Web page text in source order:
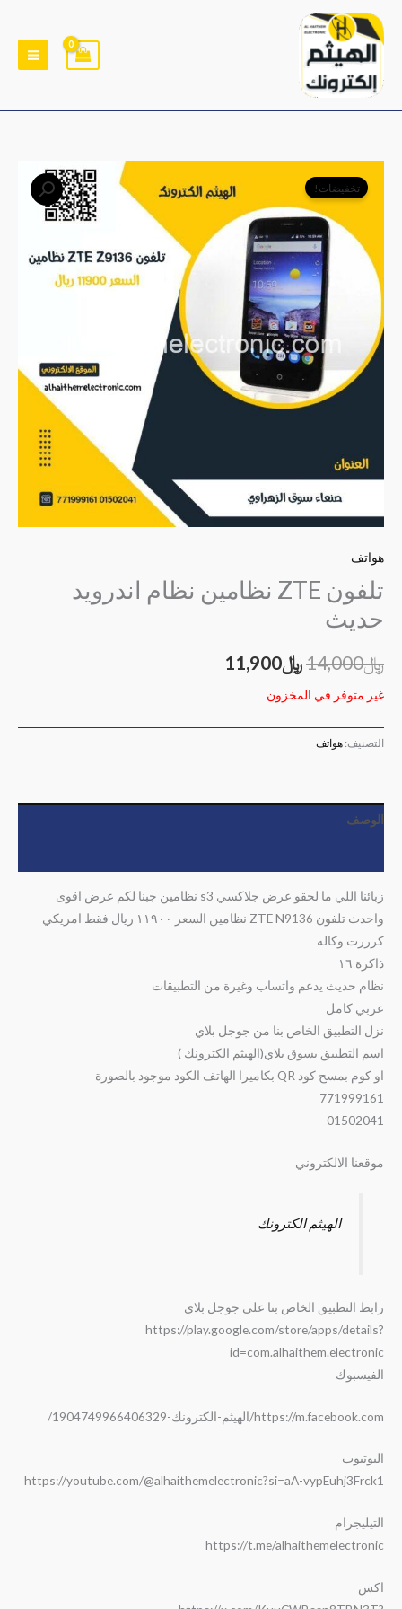
تخطي
المحتوى
تخفيضات!
هواتف
تلفون ZTE نظامين نظام اندرويد
حديث
﷼14,000
الأصلي
هو:
﷼14,000.
﷼11,900
هو:
غير متوفر في المخزون
التصنيف: هواتف
الوصف
زبائنا اللي ما لحقو عرض جلاكسي s3 نظامين جبنا لكم عرض اقوى
واحدث تلفون ZTE N9136 نظامين السعر ١١٩٠٠ ريال فقط امريكي
كرررت وكاله
ذاكرة ١٦
نظام حديث يدعم واتساب وغيرة من التطبيقات
عربي كامل
نزل التطبيق الخاص بنا من جوجل بلاي
اسم التطبيق بسوق بلاي(الهيثم الكترونك )
او كوم بمسح كود QR بكاميرا الهاتف الكود موجود بالصورة
771999161
01502041
موقعنا الالكتروني
الهيثم الكترونك
رابط التطبيق الخاص بنا على جوجل بلاي
https://play.google.com/store/apps/details?
id=com.alhaithem.electronic
الفيسبوك
https://m.facebook.com/الهيثم-الكترونك-1904749966406329/
اليوتيوب
https://youtube.com/@alhaithemelectronic?si=aA-vypEuhj3Frck1
التيليجرام
https://t.me/alhaithemelectronic
اكس